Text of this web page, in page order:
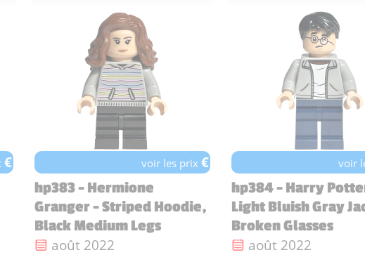
€ voir les prix€
hp383 - Hermione
Granger - Striped Hoodie,
Black Medium Legs
Date de sortie :
août 2022
voir
hp384 - Harry
Light Bluish Gray
Broken Glasses
Date de sortie :
août 2022